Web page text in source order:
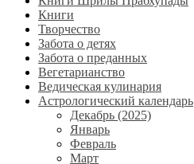
Книги
Творчество
Забота о детях
Забота о преданных
Вегетарианство
Ведическая кулинария
Астрологический календарь
Декабрь (2025)
Январь
Февраль
Март